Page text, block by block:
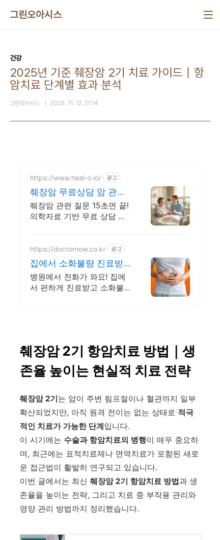
그린오아시스
건강
2025년 기준 췌장암 2기 치료 가이드｜항
암치료 단계별 효과 분석
그린오아시스 2025. 11. 12. 21:14
https://www.heal-o.io/ 광고
췌장암 무료상담 암 관련
궁금증은 힐오에서
췌장암 관련 질문 15초면 끝!
의학자료 기반 무료 상담 암
https://doctornow.co.kr 광고
집에서 소화불량 진료받
으세요 365일 24시간 진
료가능
병원에서 전화가 와요! 집에
서 편하게 진료받고 소화불
췌장암 2기 항암치료 방법｜생
존율 높이는 현실적 치료 전략
췌장암 2기는 암이 주변 림프절이나 혈관까지 일부
확산되었지만, 아직 원격 전이는 없는 상태로 적극
적인 치료가 가능한 단계입니다.
이 시기에는 수술과 항암치료의 병행이 매우 중요하
며, 최근에는 표적치료제나 면역치료가 포함된 새로
운 접근법이 활발히 연구되고 있습니다.
이번 글에서는 최신 췌장암 2기 항암치료 방법과 생
존율을 높이는 전략, 그리고 치료 중 부작용 관리와
영양 관리 방법까지 정리했습니다.